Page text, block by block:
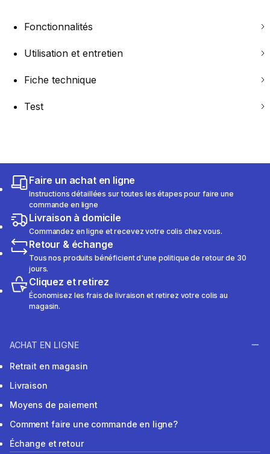
Fonctionnalités
Utilisation et entretien
Fiche technique
Test
Faire un achat en ligne
Instructions détaillées sur toutes les étapes pour faire une
commande en ligne
Livraison à domicile
Commandez en ligne et recevez votre colis chez vous.
Retour & échange
Tous nos produits bénéficient d'une politique de retour de 30
jours.
Cliquez et retirez
Économisez les frais de livraison et retirez votre colis au
magasin.
ACHAT EN LIGNE
Retrait en magasin
Livraison
Moyens de paiement
Comment faire une commande en ligne?
Échange et retour